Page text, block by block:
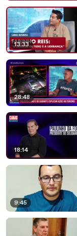
13:33
28:48
18:14
9:45